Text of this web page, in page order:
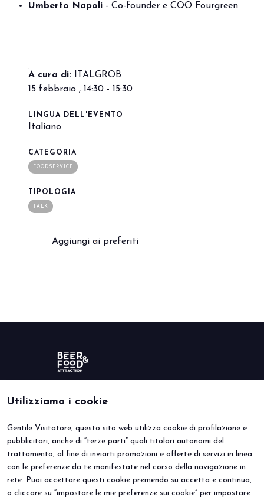
PRENOTA IL TUO STAND arrow_circle_right
A cura di:
Umberto Napoli - Co-founder e COO Fourgreen
A cura di: ITALGROB
15 febbraio , 14:30 - 15:30
LINGUA DELL'EVENTO
Italiano
CATEGORIA
FOODSERVICE
TIPOLOGIA
TALK
Aggiungi ai preferiti
Utilizziamo i cookie
Gentile Visitatore, questo sito web utilizza cookie di profilazione e
pubblicitari, anche di “terze parti” quali titolari autonomi del
trattamento, al fine di inviarti promozioni e offerte di servizi in linea
con le preferenze da te manifestate nel corso della navigazione in
rete. Puoi accettare questi cookie premendo su accetta e continua,
o cliccare su “impostare le mie preferenze sui cookie” per impostare
BEER&FOOD ATTRACTION
Edizione 2027
Settori espositivi
Contatti
VISITA
Perché visitare
Info utili
Area riservata
ESPONI
Perché esporre
EVENTI
Eventi e progetti speciali